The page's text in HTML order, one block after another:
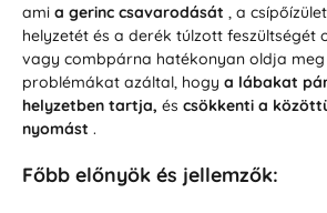
ami a gerinc csavarodását , a
helyzetét és a derék túlzott feszültségét
vagy combpárna hatékonyan oldja meg
problémákat azáltal, hogy a lábakat
helyzetben tartja, és csökkenti a
nyomást .
Főbb előnyök és jellemzők: